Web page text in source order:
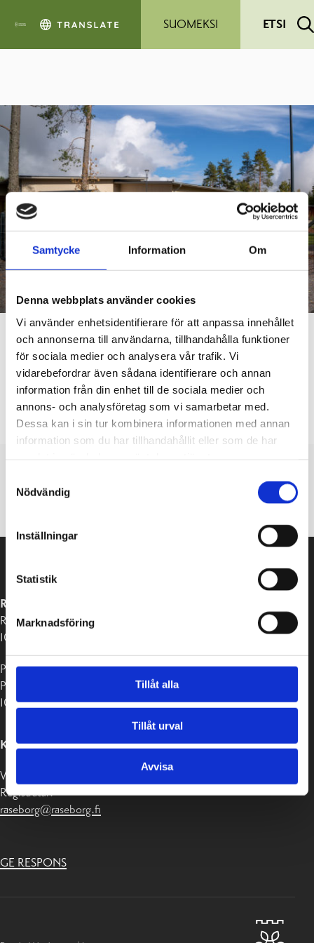
Samtycke Information Om
Denna webbplats använder cookies
Vi använder enhetsidentifierare för att anpassa innehållet
och annonserna till användarna, tillhandahålla funktioner
för sociala medier och analysera vår trafik. Vi
vidarebefordrar även sådana identifierare och annan
information från din enhet till de sociala medier och
annons- och analysföretag som vi samarbetar med.
Dessa kan i sin tur kombinera informationen med annan
information som du har tillhandahållit eller som de har
Nödvändig
Inställningar
Statistik
Marknadsföring
Tillåt alla
Tillåt urval
Avvisa
SUOMEKSI
ETSI
Sudenpennut (4–5-vuotiaat, esikoulu)
Tervetuloa Sudenpentuihin!
peda.net
kirjaudu wilmaan
Puhelinnumero: 019 289 2648
RASEBORGS STAD
Raseborgsvägen 37
10650 Ekenäs
Postadress:
PB 58
10611 Raseborg
KONTAKTUPPGIFTER
Växel 019-289 2000
Registratur:
raseborg@raseborg.fi
GE RESPONS